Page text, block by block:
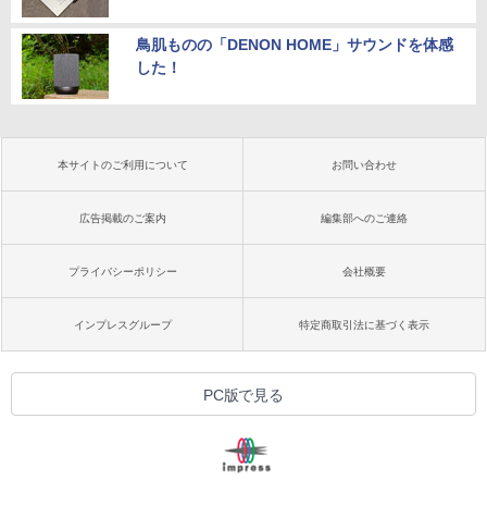
鳥肌ものの「DENON HOME」サウンドを体感
した！
本サイトのご利用について お問い合わせ
広告掲載のご案内 編集部へのご連絡
プライバシーポリシー 会社概要
インプレスグループ 特定商取引法に基づく表示
PC版で見る